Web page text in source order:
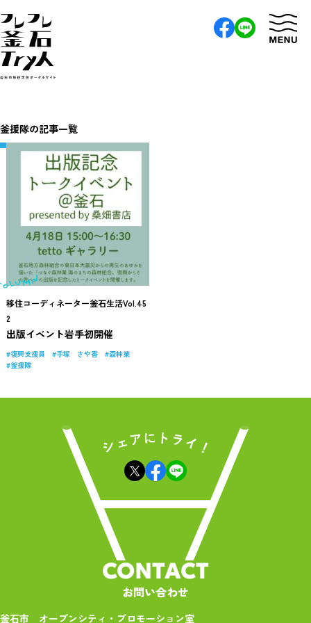
釜援隊の記事一覧
移住コーディネーター釜石生活Vol.45
2
出版イベント岩手初開催
復興支援員 手塚 さや香
森林業
釜援隊
CONTACT
お問い合わせ
釜石市 オープンシティ・プロモーション室